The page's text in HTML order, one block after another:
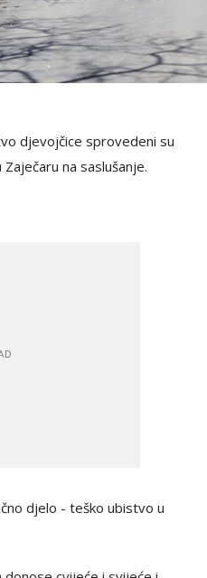
djevojčice sprovedeni su
na saslušanje.
djelo - teško ubistvo u